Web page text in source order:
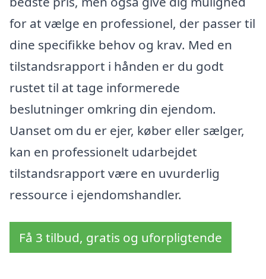
for at vælge en professionel, der passer til
dine specifikke behov og krav. Med en
tilstandsrapport i hånden er du godt
rustet til at tage informerede
beslutninger omkring din ejendom.
Uanset om du er ejer, køber eller sælger,
kan en professionelt udarbejdet
tilstandsrapport være en uvurderlig
ressource i ejendomshandler.
Få 3 tilbud, gratis og uforpligtende